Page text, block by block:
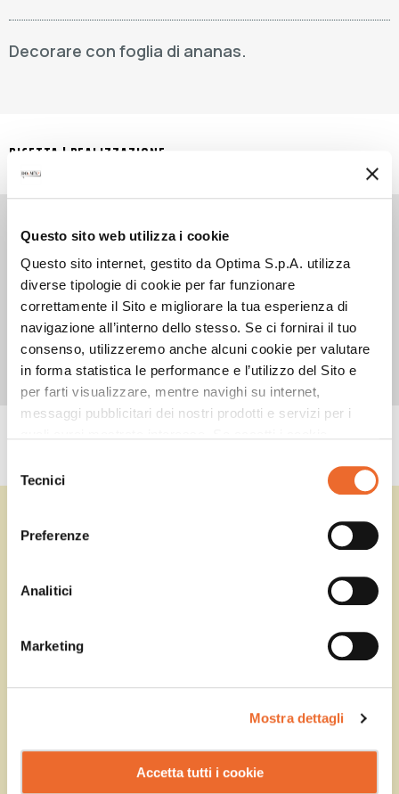
Questo sito web utilizza i cookie
Questo sito internet, gestito da Optima S.p.A. utilizza
diverse tipologie di cookie per far funzionare
correttamente il Sito e migliorare la tua esperienza di
navigazione all’interno dello stesso. Se ci fornirai il tuo
consenso, utilizzeremo anche alcuni cookie per valutare
in forma statistica le performance e l’utilizzo del Sito e
per farti visualizzare, mentre navighi su internet,
messaggi pubblicitari dei nostri prodotti e servizi per i
delTecnici
Preferenze
Analitici
Marketing
Mostra dettagli
Accetta tutti i cookie
Decorare con foglia di ananas.
RICETTA | REALIZZAZIONE
1 Tecnica di preparazione: shake and strain.
2
Versare Whiskey e i SYRUP GINGER e LIME
JUICE nello shaker e shakerare.
GINGER